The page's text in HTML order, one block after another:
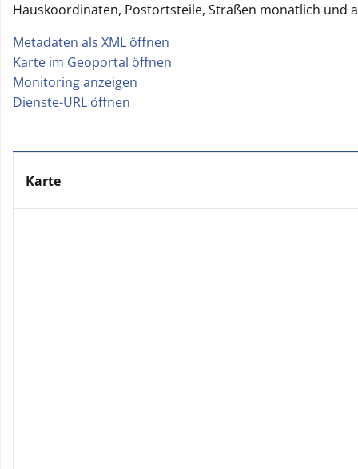
Hauskoordinaten, Postortsteile, Straßen monatlich und
Metadaten als XML öffnen
|
Karte im Geoportal öffnen
|
Monitoring anzeigen
|
Dienste-URL öffnen
Karte